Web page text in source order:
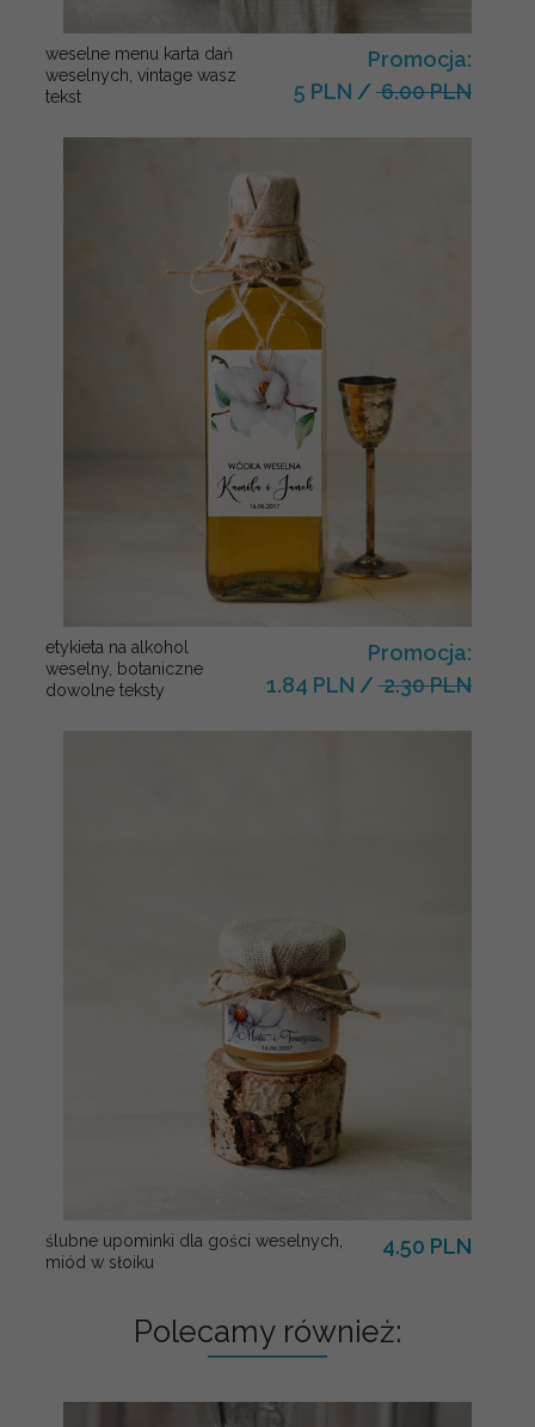
weselne menu karta dań
weselnych, vintage wasz
tekst
Promocja:
5 PLN / 6.00 PLN
etykieta na alkohol
weselny, botaniczne
dowolne teksty
Promocja:
1.84 PLN / 2.30 PLN
ślubne upominki dla gości weselnych,
miód w słoiku
4.50 PLN
Polecamy również: